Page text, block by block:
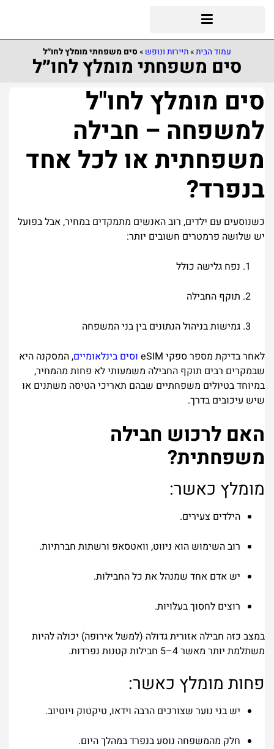
עמוד הבית»תיירות ונופש » סים משפחתי מומלץ לחו״ל
סים משפחתי מומלץ לחו״ל
סים מומלץ לחו"ל
למשפחה – חבילה
משפחתית או לכל אחד
בנפרד?
כשנוסעים עם ילדים, רוב האנשים מתמקדים במחיר, אבל בפועל
יש שלושה פרמטרים חשובים יותר:
נפח גלישה כולל
תוקף החבילה
גמישות בניהול הנתונים בין בני המשפחה
לאחר בדיקת מספר ספקי eSIM וסים בינלאומיים, המסקנה היא
שבמקרים רבים תוקף החבילה משמעותי לא פחות מהמחיר,
במיוחד בטיולים משפחתיים שבהם תאריכי הטיסה משתנים או
שיש עיכובים בדרך.
האם לרכוש חבילה
משפחתית?
מומלץ כאשר:
הילדים צעירים.
רוב השימוש הוא ניווט, וואטסאפ ורשתות חברתיות.
יש אדם אחד שמנהל את כל החבילות.
רוצים לחסוך בעלויות.
במצב כזה חבילה אזורית גדולה (למשל אירופה) יכולה להיות
משתלמת יותר מאשר 4–5 חבילות קטנות נפרדות.
פחות מומלץ כאשר:
יש בני נוער שצורכים הרבה וידאו, טיקטוק ויוטיוב.
חלק מהמשפחה נוסע בנפרד במהלך היום.